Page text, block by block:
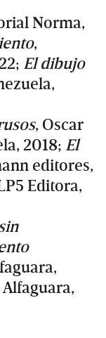
Norma,
,
El dibujo
, Oscar
2018; El
editores,
Editora,
Alfaguara,